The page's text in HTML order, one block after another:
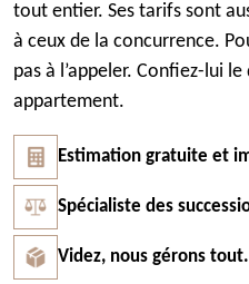
tout entier. Ses tarifs sont
à ceux de la concurrence.
pas à l’appeler. Confiez-lui
appartement.
Estimation gratuite et
Spécialiste des
Videz, nous gérons tout.